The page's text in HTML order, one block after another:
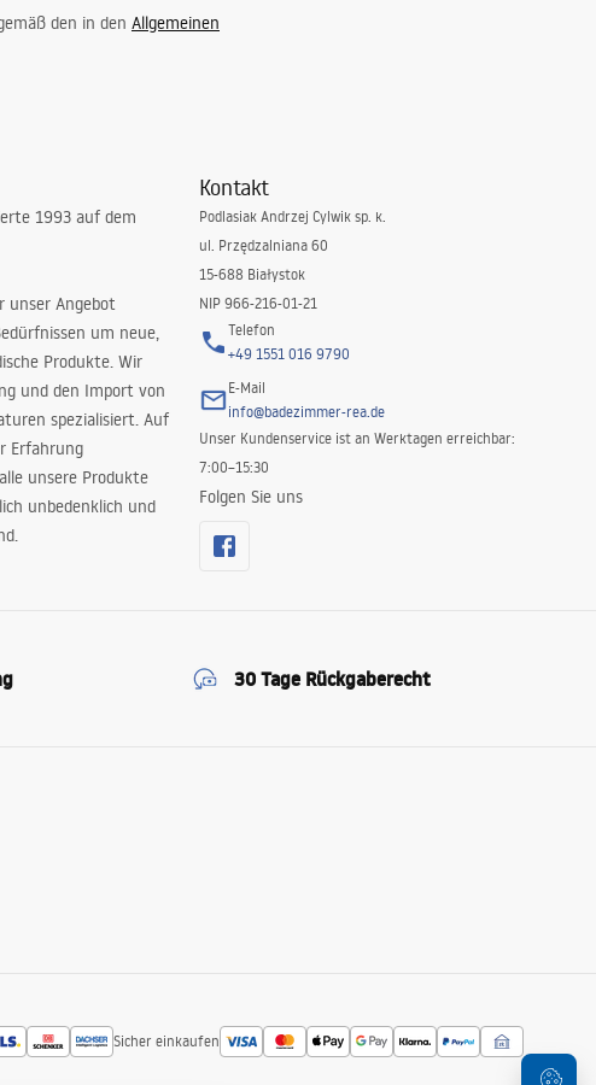
den in den Allgemeinen
1993 auf dem
unser Angebot
um neue,
Produkte. Wir
und den Import von
spezialisiert. Auf
Erfahrung
unsere Produkte
unbedenklich und
Kontakt
Podlasiak Andrzej Cylwik sp. k.
ul. Przędzalniana 60
15-688 Białystok
NIP 966-216-01-21
Telefon
+49 1551 016 9790
E-Mail
info@badezimmer-rea.de
Unser Kundenservice ist an Werktagen erreichbar:
7:00–15:30
Folgen Sie uns
30 Tage Rückgaberecht
Sicher einkaufen